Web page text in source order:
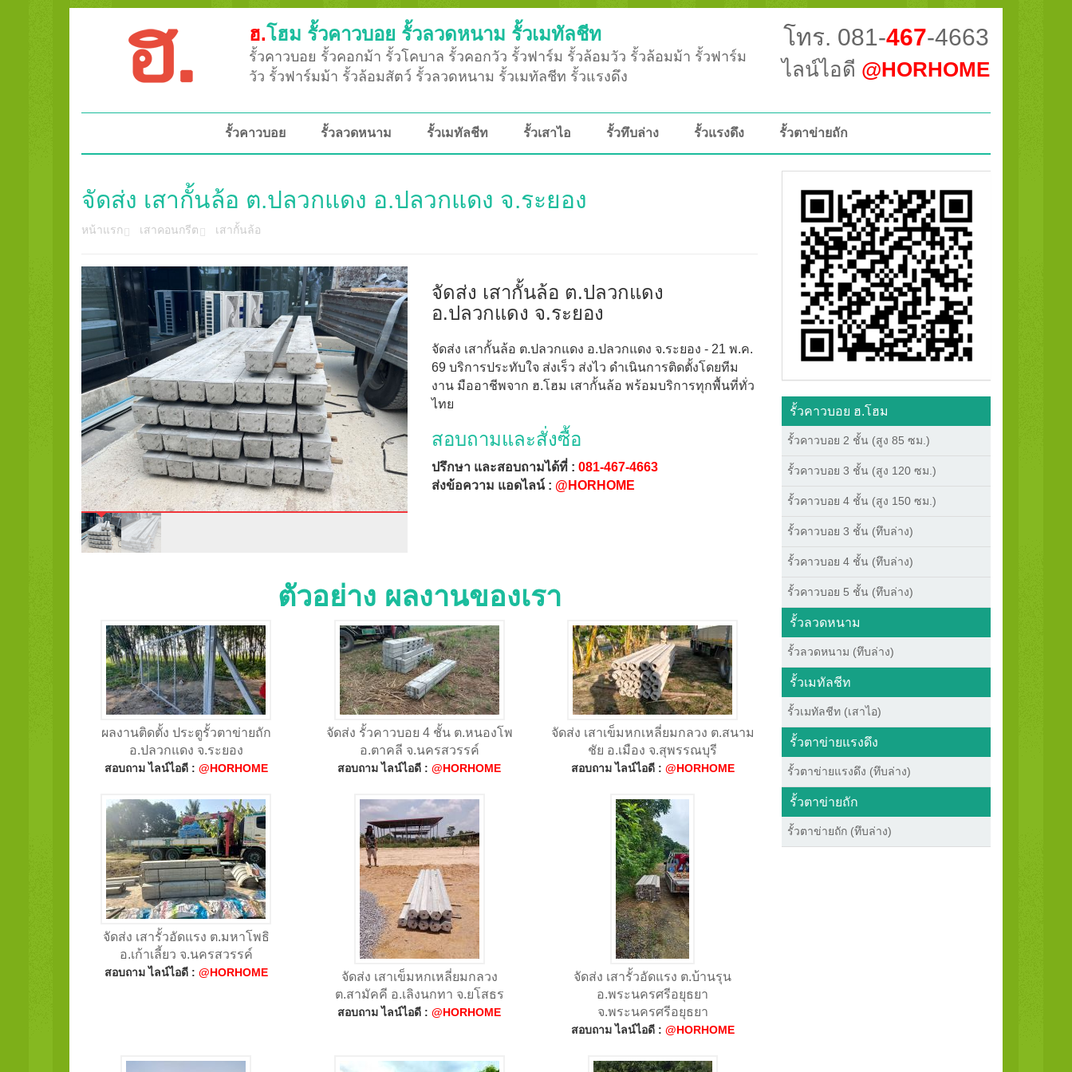
ฮ.โฮม รั้วคาวบอย รั้วลวดหนาม รั้วเมทัลชีท
รั้วคาวบอย รั้วคอกม้า รั้วโคบาล รั้วคอกวัว รั้วฟาร์ม รั้วล้อมวัว รั้วล้อมม้า รั้วฟาร์ม
วัว รั้วฟาร์มม้า รั้วล้อมสัตว์ รั้วลวดหนาม รั้วเมทัลชีท รั้วแรงดึง
โทร. 081-467-4663
ไลน์ไอดี @HORHOME
รั้วคาวบอย รั้วลวดหนาม รั้วเมทัลชีท รั้วเสาไอ รั้วทึบล่าง รั้วแรงดึง รั้วตาข่ายถัก
จัดส่ง เสากั้นล้อ ต.ปลวกแดง อ.ปลวกแดง จ.ระยอง
หน้าแรก เสาคอนกรีต เสากั้นล้อ
จัดส่ง เสากั้นล้อ ต.ปลวกแดง
อ.ปลวกแดง จ.ระยอง
จัดส่ง เสากั้นล้อ ต.ปลวกแดง อ.ปลวกแดง จ.ระยอง - 21 พ.ค.
69 บริการประทับใจ ส่งเร็ว ส่งไว ดำเนินการติดตั้งโดยทีม
งาน มืออาชีพจาก ฮ.โฮม เสากั้นล้อ พร้อมบริการทุกพื้นที่ทั่ว
ไทย
สอบถามและสั่งซื้อ
ปรึกษา และสอบถามได้ที่ : 081-467-4663
ส่งข้อความ แอดไลน์ : @HORHOME
ตัวอย่าง ผลงานของเรา
ผลงานติดตั้ง ประตูรั้วตาข่ายถัก
อ.ปลวกแดง จ.ระยอง
สอบถาม ไลน์ไอดี : @HORHOME
จัดส่ง รั้วคาวบอย 4 ชั้น ต.หนองโพ
อ.ตาคลี จ.นครสวรรค์
สอบถาม ไลน์ไอดี :@HORHOME
จัดส่ง เสาเข็มหกเหลี่ยมกลวง ต.สนาม
ชัย อ.เมือง จ.สุพรรณบุรี
สอบถาม ไลน์ไอดี : @HORHOME
จัดส่ง เสารั้วอัดแรง ต.มหาโพธิ
อ.เก้าเลี้ยว จ.นครสวรรค์
สอบถาม ไลน์ไอดี : @HORHOME
จัดส่ง เสาเข็มหกเหลี่ยมกลวง
ต.สามัคคี อ.เลิงนกทา จ.ยโสธร
สอบถาม ไลน์ไอดี :@HORHOME
จัดส่ง เสารั้วอัดแรง ต.บ้านรุน
อ.พระนครศรีอยุธยา
จ.พระนครศรีอยุธยา
สอบถาม ไลน์ไอดี : @HORHOME
รั้วคาวบอย ฮ.โฮม
รั้วคาวบอย 2 ชั้น (สูง 85 ซม.)
รั้วคาวบอย 3 ชั้น (สูง 120 ซม.)
รั้วคาวบอย 4 ชั้น (สูง 150 ซม.)
รั้วคาวบอย 3 ชั้น (ทึบล่าง)
รั้วคาวบอย 4 ชั้น (ทึบล่าง)
รั้วคาวบอย 5 ชั้น (ทึบล่าง)
รั้วลวดหนาม
รั้วลวดหนาม (ทึบล่าง)
รั้วเมทัลชีท
รั้วเมทัลชีท (เสาไอ)
รั้วตาข่ายแรงดึง
รั้วตาข่ายแรงดึง (ทึบล่าง)
รั้วตาข่ายถัก
รั้วตาข่ายถัก (ทึบล่าง)